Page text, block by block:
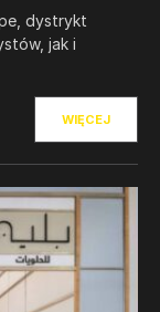
dystrykt
jak i
WIĘCEJ